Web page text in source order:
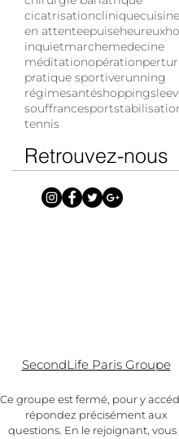
cicatrisationcliniquecuisine
en attenteepuiseheureux
inquietmarchemedecine
méditationopération
pratique sportiverunning
régimesantéshopping
souffrancesport
tennis
Retrouvez-nous
SecondLife Paris Groupe
Ce groupe est fermé, pour y
répondez précisément aux
questions. En le rejoignant, vous